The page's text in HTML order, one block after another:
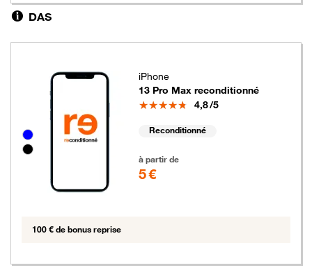
DAS
Groupe de couleurs disponibles non sélectionnables
iPhone
13 Pro Max reconditionné
Note
4,8/5
Reconditionné
à partir de
5 €
100 € de bonus reprise